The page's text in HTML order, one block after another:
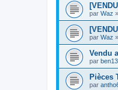
par Waz »
par Waz »
Vendu
par
Pièces
par